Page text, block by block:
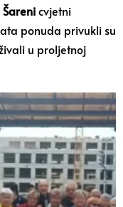
Šarenicvjetni
ponuda privukli su
u proljetnoj